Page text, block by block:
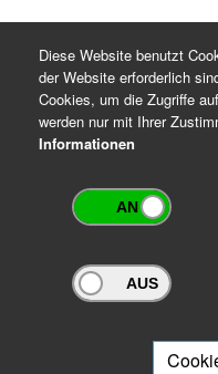
Archivportal Thüringen
Ihnen beratend zur Seite.
Diese Website benutzt
der Website erforderlich
Cookies, um die Zugriffe
werden nur mit Ihrer
Informationen